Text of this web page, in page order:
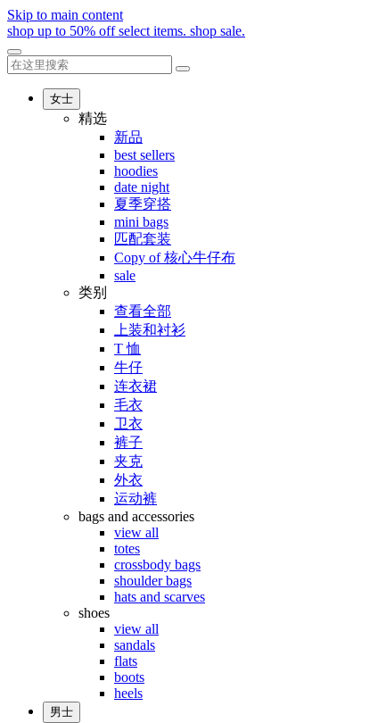
Skip to main content
shop up to 50% off select items. shop sale.
女士
精选
新品
best sellers
hoodies
date night
夏季穿搭
mini bags
匹配套装
Copy of 核心牛仔布
sale
类别
查看全部
上装和衬衫
T 恤
牛仔
连衣裙
毛衣
卫衣
裤子
夹克
外衣
运动裤
bags and accessories
view all
totes
crossbody bags
shoulder bags
hats and scarves
shoes
view all
sandals
flats
boots
heels
男士